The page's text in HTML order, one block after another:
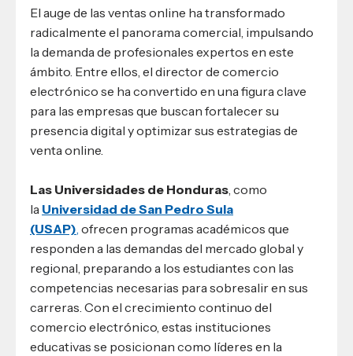
El auge de las ventas online ha transformado
radicalmente el panorama comercial, impulsando
la demanda de profesionales expertos en este
ámbito. Entre ellos, el director de comercio
electrónico se ha convertido en una figura clave
para las empresas que buscan fortalecer su
presencia digital y optimizar sus estrategias de
venta online.
Las Universidades de Honduras, como
la Universidad de San Pedro Sula
(USAP), ofrecen programas académicos que
responden a las demandas del mercado global y
regional, preparando a los estudiantes con las
competencias necesarias para sobresalir en sus
carreras. Con el crecimiento continuo del
comercio electrónico, estas instituciones
educativas se posicionan como líderes en la